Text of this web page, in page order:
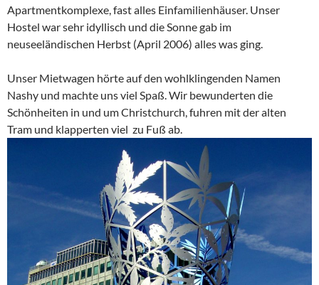
Apartmentkomplexe, fast alles Einfamilienhäuser. Unser
Hostel war sehr idyllisch und die Sonne gab im
neuseeländischen Herbst (April 2006) alles was ging.
Unser Mietwagen hörte auf den wohlklingenden Namen
Nashy und machte uns viel Spaß. Wir bewunderten die
Schönheiten in und um Christchurch, fuhren mit der alten
Tram und klapperten viel zu Fuß ab.